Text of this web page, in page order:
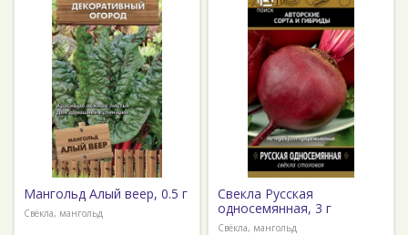
Мангольд Алый веер, 0.5 г
Свёкла, мангольд
Свекла Русская
односемянная, 3 г
Свёкла, мангольд